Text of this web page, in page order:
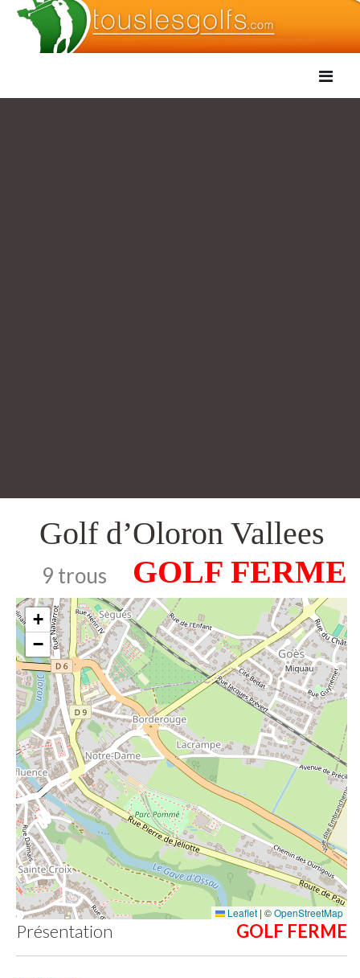
Golf d’Oloron Vallees
9 trous
+
−
Leaflet | ©OpenStreetMap
Présentation